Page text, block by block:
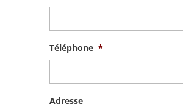
Téléphone *
Adresse